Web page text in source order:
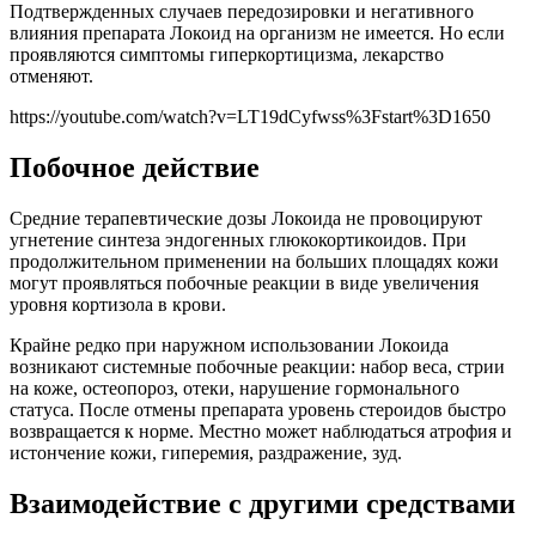
Подтвержденных случаев передозировки и негативного
влияния препарата Локоид на организм не имеется. Но если
проявляются симптомы гиперкортицизма, лекарство
отменяют.
https://youtube.com/watch?v=LT19dCyfwss%3Fstart%3D1650
Побочное действие
Средние терапевтические дозы Локоида не провоцируют
угнетение синтеза эндогенных глюкокортикоидов. При
продолжительном применении на больших площадях кожи
могут проявляться побочные реакции в виде увеличения
уровня кортизола в крови.
Крайне редко при наружном использовании Локоида
возникают системные побочные реакции: набор веса, стрии
на коже, остеопороз, отеки, нарушение гормонального
статуса. После отмены препарата уровень стероидов быстро
возвращается к норме. Местно может наблюдаться атрофия и
истончение кожи, гиперемия, раздражение, зуд.
Взаимодействие с другими средствами